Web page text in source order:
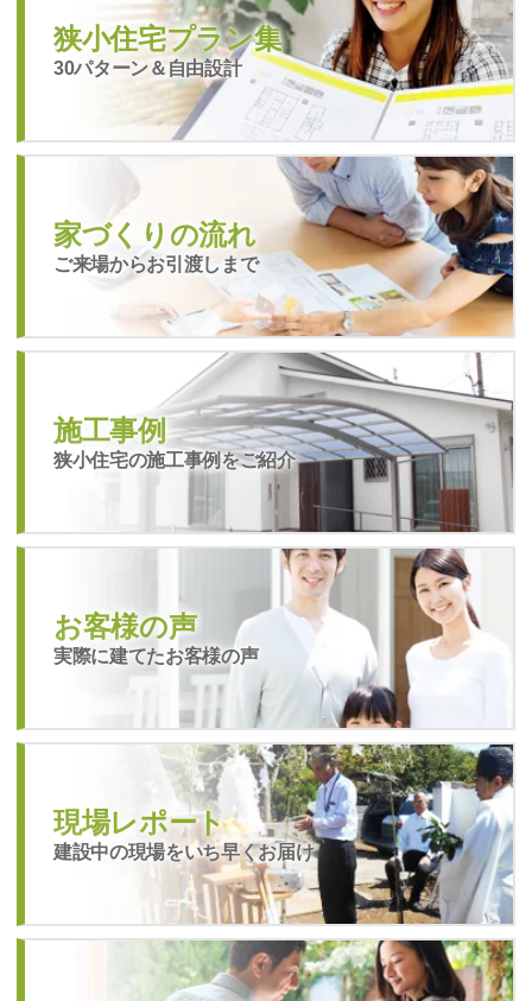
狭小住宅プラン集
30パターン＆自由設計
家づくりの流れ
ご来場からお引渡しまで
施工事例
狭小住宅の施工事例をご紹介
お客様の声
実際に建てたお客様の声
現場レポート
建設中の現場をいち早くお届け